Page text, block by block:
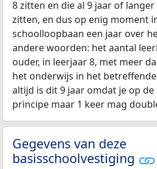
8 zitten en die al 9 jaar of
zitten, en dus op enig moment
schoolloopbaan een jaar over
andere woorden: het aantal
ouder, in leerjaar 8, met meer
het onderwijs in het
altijd is dit 9 jaar omdat je op de
principe maar 1 keer mag
Gegevens van deze
basisschoolvestiging